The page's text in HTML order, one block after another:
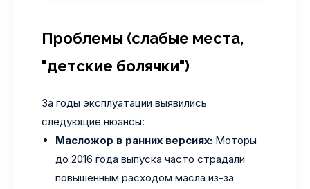
Проблемы (слабые места,
"детские болячки")
За годы эксплуатации выявились
следующие нюансы:
Масложор в ранних версиях: Моторы
до 2016 года выпуска часто страдали
повышенным расходом масла из-за